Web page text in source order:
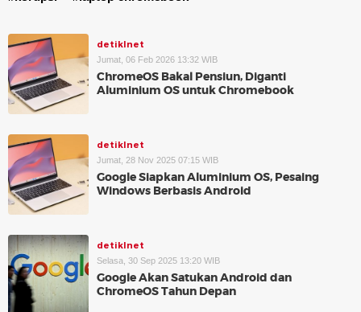
detikInet
Jumat, 06 Feb 2026 13:32 WIB
ChromeOS Bakal Pensiun, Diganti
Aluminium OS untuk Chromebook
detikInet
Jumat, 28 Nov 2025 07:15 WIB
Google Siapkan Aluminium OS, Pesaing
Windows Berbasis Android
detikInet
Selasa, 30 Sep 2025 13:20 WIB
Google Akan Satukan Android dan
ChromeOS Tahun Depan